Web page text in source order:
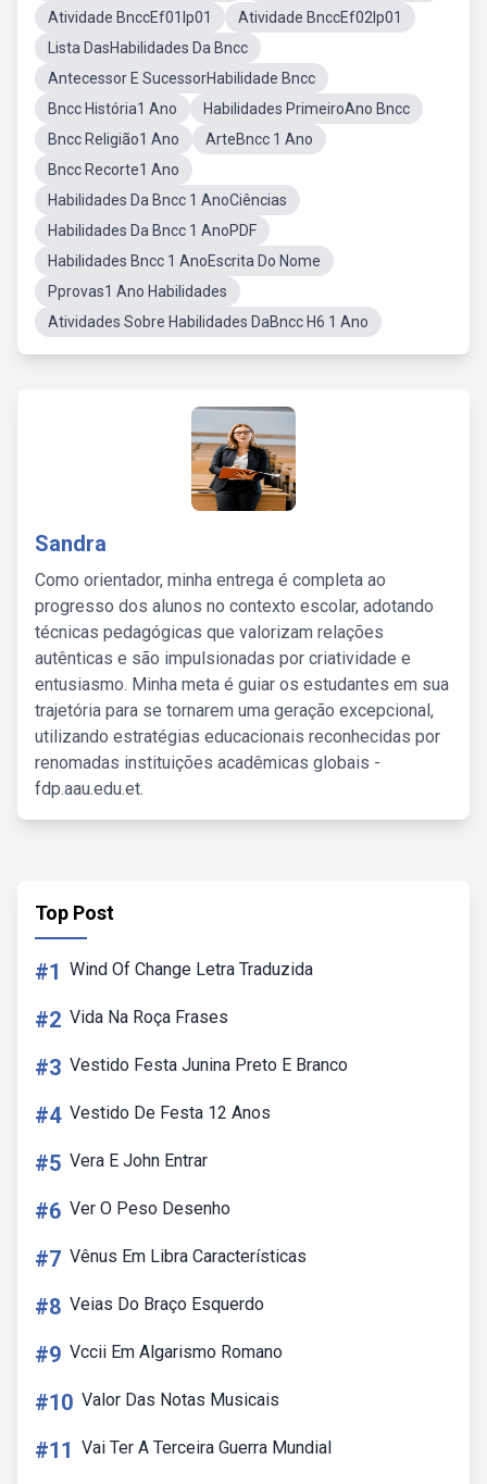
Atividade BnccEf01lp01
Atividade BnccEf02lp01
Lista DasHabilidades Da Bncc
Antecessor E SucessorHabilidade Bncc
Bncc História1 Ano
Habilidades PrimeiroAno Bncc
Bncc Religião1 Ano
ArteBncc 1 Ano
Bncc Recorte1 Ano
Habilidades Da Bncc 1 AnoCiências
Habilidades Da Bncc 1 AnoPDF
Habilidades Bncc 1 AnoEscrita Do Nome
Pprovas1 Ano Habilidades
Atividades Sobre Habilidades DaBncc H6 1 Ano
Sandra
Como orientador, minha entrega é completa ao
progresso dos alunos no contexto escolar, adotando
técnicas pedagógicas que valorizam relações
autênticas e são impulsionadas por criatividade e
entusiasmo. Minha meta é guiar os estudantes em sua
trajetória para se tornarem uma geração excepcional,
utilizando estratégias educacionais reconhecidas por
renomadas instituições acadêmicas globais -
fdp.aau.edu.et.
Top Post
#1 Wind Of Change Letra Traduzida
#2 Vida Na Roça Frases
#3 Vestido Festa Junina Preto E Branco
#4 Vestido De Festa 12 Anos
#5 Vera E John Entrar
#6 Ver O Peso Desenho
#7 Vênus Em Libra Características
#8 Veias Do Braço Esquerdo
#9 Vccii Em Algarismo Romano
#10 Valor Das Notas Musicais
#11 Vai Ter A Terceira Guerra Mundial